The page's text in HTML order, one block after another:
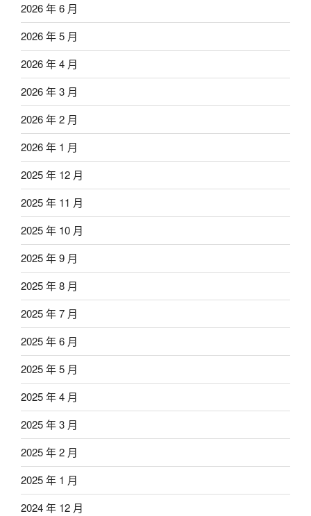
2026 年 6 月
2026 年 5 月
2026 年 4 月
2026 年 3 月
2026 年 2 月
2026 年 1 月
2025 年 12 月
2025 年 11 月
2025 年 10 月
2025 年 9 月
2025 年 8 月
2025 年 7 月
2025 年 6 月
2025 年 5 月
2025 年 4 月
2025 年 3 月
2025 年 2 月
2025 年 1 月
2024 年 12 月